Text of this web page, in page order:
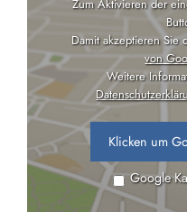
Zum Aktivieren der
Damit akzeptieren Sie
von
Weitere
Klicken um
Google